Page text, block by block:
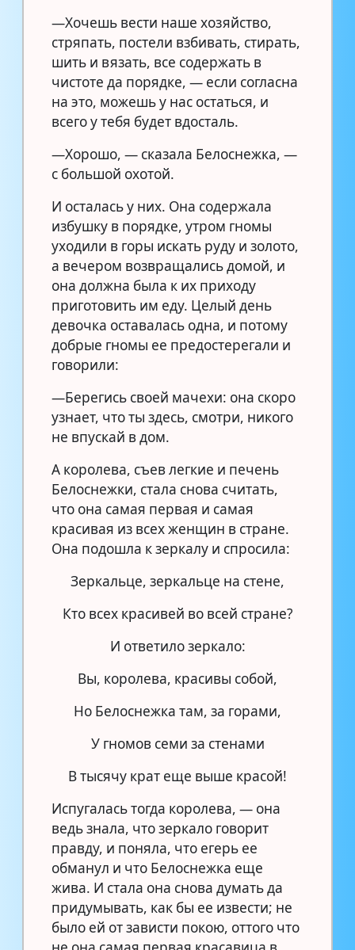
—Хочешь вести наше хозяйство,
стряпать, постели взбивать, стирать,
шить и вязать, все содержать в
чистоте да порядке, — если согласна
на это, можешь у нас остаться, и
всего у тебя будет вдосталь.
—Хорошо, — сказала Белоснежка, —
с большой охотой.
И осталась у них. Она содержала
избушку в порядке, утром гномы
уходили в горы искать руду и золото,
а вечером возвращались домой, и
она должна была к их приходу
приготовить им еду. Целый день
девочка оставалась одна, и потому
добрые гномы ее предостерегали и
говорили:
—Берегись своей мачехи: она скоро
узнает, что ты здесь, смотри, никого
не впускай в дом.
А королева, съев легкие и печень
Белоснежки, стала снова считать,
что она самая первая и самая
красивая из всех женщин в стране.
Она подошла к зеркалу и спросила:
Зеркальце, зеркальце на стене,
Кто всех красивей во всей стране?
И ответило зеркало:
Вы, королева, красивы собой,
Но Белоснежка там, за горами,
У гномов семи за стенами
В тысячу крат еще выше красой!
Испугалась тогда королева, — она
ведь знала, что зеркало говорит
правду, и поняла, что егерь ее
обманул и что Белоснежка еще
жива. И стала она снова думать да
придумывать, как бы ее извести; не
было ей от зависти покою, оттого что